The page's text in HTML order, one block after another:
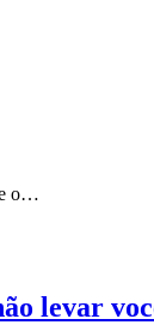
o…
levar